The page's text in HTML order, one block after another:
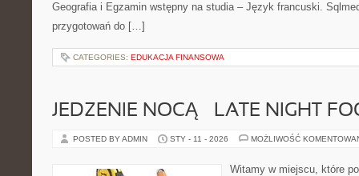
Geografia i Egzamin wstępny na studia – Język francuski.
przygotowań do […]
CATEGORIES: EDUKACJA FINANSOWA
JEDZENIE NOCĄ – LATE NIGHT
POSTED BY ADMIN STY - 11 - 2026 MOŻLIWOŚĆ
Witamy w miejscu, które